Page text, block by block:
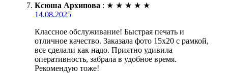
Ксюша Архипова : ★ ★ ★ ★ ★
14.08.2025
Классное обслуживание! Быстрая печать и
отличное качество. Заказала фото 15х20 с рамкой,
все сделали как надо. Приятно удивила
оперативность, забрала в удобное время.
Рекомендую тоже!